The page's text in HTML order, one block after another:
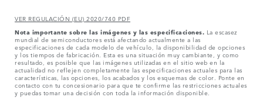
VER REGULACIÓN (EU) 2020/740 PDF
Nota importante sobre las imágenes y las especificaciones. La escasez
mundial de semiconductores está afectando actualmente a las
especificaciones de cada modelo de vehículo, la disponibilidad de opciones
y los tiempos de fabricación. Esta es una situación muy cambiante, y como
resultado, es posible que las imágenes utilizadas en el sitio web en la
actualidad no reflejen completamente las especificaciones actuales para las
características, las opciones, los acabados y los esquemas de color. Ponte en
contacto con tu concesionario para que te confirme las restricciones actuales
y puedas tomar una decisión con toda la información disponible.